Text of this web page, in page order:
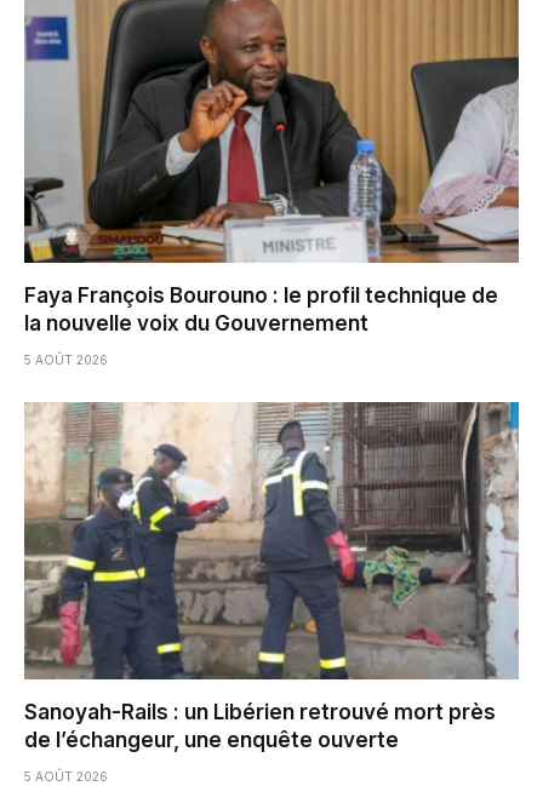
Faya François Bourouno : le profil technique de
la nouvelle voix du Gouvernement
5 AOÛT 2026
Sanoyah-Rails : un Libérien retrouvé mort près
de l’échangeur, une enquête ouverte
5 AOÛT 2026